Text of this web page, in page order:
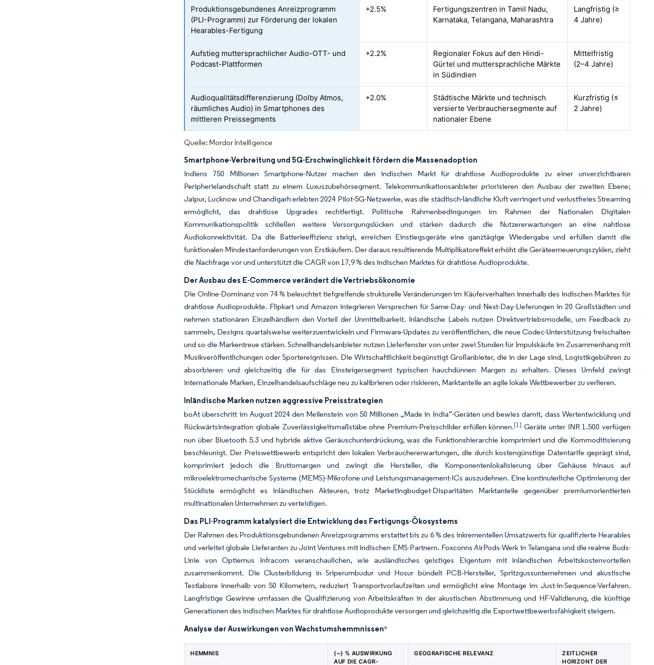
Produktionsgebundenes Anreizprogramm
(PLI-Programm) zur Förderung der lokalen
Hearables-Fertigung
+2.5%
Fertigungszentren in Tamil Nadu,
Karnataka, Telangana, Maharashtra
Langfristig (≥
4 Jahre)
Aufstieg muttersprachlicher Audio-OTT- und
Podcast-Plattformen
+2.2%
Regionaler Fokus auf den Hindi-
Gürtel und muttersprachliche Märkte
in Südindien
Mittelfristig
(2–4 Jahre)
Audioqualitätsdifferenzierung (Dolby Atmos,
räumliches Audio) in Smartphones des
mittleren Preissegments
+2.0%
Städtische Märkte und technisch
versierte Verbrauchersegmente auf
nationaler Ebene
Kurzfristig (≤
2 Jahre)
Quelle: Mordor Intelligence
Smartphone-Verbreitung und 5G-Erschwinglichkeit fördern die Massenadoption
Indiens 750 Millionen Smartphone-Nutzer machen den indischen Markt für drahtlose Audioprodukte zu einer unverzichtbaren
Peripherielandschaft statt zu einem Luxuszubehörsegment. Telekommunikationsanbieter priorisieren den Ausbau der zweiten Ebene;
Jaipur, Lucknow und Chandigarh erlebten 2024 Pilot-5G-Netzwerke, was die städtisch-ländliche Kluft verringert und verlustfreies Streaming
ermöglicht, das drahtlose Upgrades rechtfertigt. Politische Rahmenbedingungen im Rahmen der Nationalen Digitalen
Kommunikationspolitik schließen weitere Versorgungslücken und stärken dadurch die Nutzererwartungen an eine nahtlose
Audiokonnektivität. Da die Batterieeffizienz steigt, erreichen Einstiegsgeräte eine ganztägige Wiedergabe und erfüllen damit die
funktionalen Mindestanforderungen von Erstkäufern. Der daraus resultierende Multiplikatoreffekt erhöht die Geräteerneuerungszyklen, zieht
die Nachfrage vor und unterstützt die CAGR von 17,9 % des indischen Marktes für drahtlose Audioprodukte.
Der Ausbau des E-Commerce verändert die Vertriebsökonomie
Die Online-Dominanz von 74 % beleuchtet tiefgreifende strukturelle Veränderungen im Käuferverhalten innerhalb des indischen Marktes für
drahtlose Audioprodukte. Flipkart und Amazon integrieren Versprechen für Same-Day- und Next-Day-Lieferungen in 20 Großstädten und
nehmen stationären Einzelhändlern den Vorteil der Unmittelbarkeit. Inländische Labels nutzen Direktvertriebsmodelle, um Feedback zu
sammeln, Designs quartalsweise weiterzuentwickeln und Firmware-Updates zu veröffentlichen, die neue Codec-Unterstützung freischalten
und so die Markentreue stärken. Schnellhandelsanbieter nutzen Lieferfenster von unter zwei Stunden für Impulskäufe im Zusammenhang mit
Musikveröffentlichungen oder Sportereignissen. Die Wirtschaftlichkeit begünstigt Großanbieter, die in der Lage sind, Logistikgebühren zu
absorbieren und gleichzeitig die für das Einsteigersegment typischen hauchdünnen Margen zu erhalten. Dieses Umfeld zwingt
internationale Marken, Einzelhandelsaufschläge neu zu kalibrieren oder riskieren, Marktanteile an agile lokale Wettbewerber zu verlieren.
Inländische Marken nutzen aggressive Preisstrategien
boAt überschritt im August 2024 den Meilenstein von 50 Millionen „Made in India”-Geräten und bewies damit, dass Wertentwicklung und
Rückwärtsintegration globale Zuverlässigkeitsmaßstäbe ohne Premium-Preisschilder erfüllen können.[1] Geräte unter INR 1.500 verfügen
nun über Bluetooth 5.3 und hybride aktive Geräuschunterdrückung, was die Funktionshierarchie komprimiert und die Kommoditisierung
beschleunigt. Der Preiswettbewerb entspricht den lokalen Verbrauchererwartungen, die durch kostengünstige Datentarife geprägt sind,
komprimiert jedoch die Bruttomargen und zwingt die Hersteller, die Komponentenlokalisierung über Gehäuse hinaus auf
mikroelektromechanische Systeme (MEMS)-Mikrofone und Leistungsmanagement-ICs auszudehnen. Eine kontinuierliche Optimierung der
Stückliste ermöglicht es inländischen Akteuren, trotz Marketingbudget-Disparitäten Marktanteile gegenüber premiumorientierten
multinationalen Unternehmen zu verteidigen.
Das PLI-Programm katalysiert die Entwicklung des Fertigungs-Ökosystems
Der Rahmen des Produktionsgebundenen Anreizprogramms erstattet bis zu 6 % des inkrementellen Umsatzwerts für qualifizierte Hearables
und verleitet globale Lieferanten zu Joint Ventures mit indischen EMS-Partnern. Foxconns AirPods-Werk in Telangana und die realme Buds-
Linie von Optiemus Infracom veranschaulichen, wie ausländisches geistiges Eigentum mit inländischen Arbeitskostenvorteilen
zusammenkommt. Die Clusterbildung in Sriperumbudur und Hosur bündelt PCB-Hersteller, Spritzgussunternehmen und akustische
Testlabore innerhalb von 50 Kilometern, reduziert Transportvorlaufzeiten und ermöglicht eine Montage im Just-in-Sequence-Verfahren.
Langfristige Gewinne umfassen die Qualifizierung von Arbeitskräften in der akustischen Abstimmung und HF-Validierung, die künftige
Generationen des indischen Marktes für drahtlose Audioprodukte versorgen und gleichzeitig die Exportwettbewerbsfähigkeit steigern.
Analyse der Auswirkungen von Wachstumshemmnissen*
HEMMNIS
(~) % AUSWIRKUNG
AUF DIE CAGR-
GEOGRAFISCHE RELEVANZ
ZEITLICHER
HORIZONT DER